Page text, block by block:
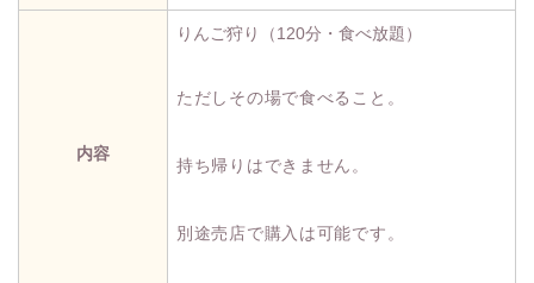
内容
りんご狩り（120分・食べ放題）
ただしその場で食べること。
持ち帰りはできません。
別途売店で購入は可能です。